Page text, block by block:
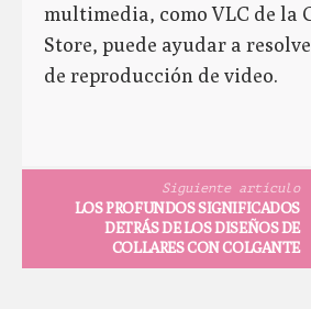
multimedia, como VLC de la
Store, puede ayudar a
de reproducción de video.
Siguiente artículo
LOS PROFUNDOS SIGNIFICADOS
DETRÁS DE LOS DISEÑOS DE
COLLARES CON COLGANTE